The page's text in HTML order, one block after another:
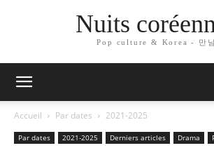
Nuits
Pop culture & Korea - 만
Accueil Par dates 2021-2025
Par dates 2021-2025 Derniers articles Drama